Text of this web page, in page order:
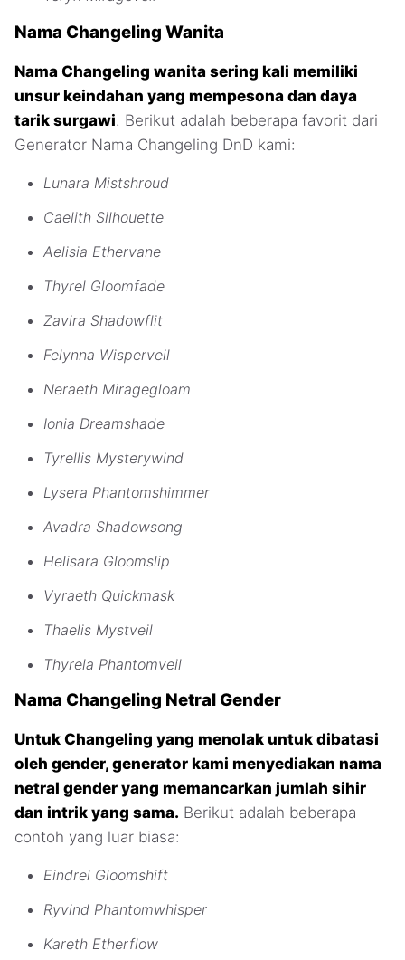
Nama Changeling Wanita
Nama Changeling wanita sering kali memiliki
unsur keindahan yang mempesona dan daya
tarik surgawi. Berikut adalah beberapa favorit dari
Generator Nama Changeling DnD kami:
Lunara Mistshroud
Caelith Silhouette
Aelisia Ethervane
Thyrel Gloomfade
Zavira Shadowflit
Felynna Wisperveil
Neraeth Miragegloam
Ionia Dreamshade
Tyrellis Mysterywind
Lysera Phantomshimmer
Avadra Shadowsong
Helisara Gloomslip
Vyraeth Quickmask
Thaelis Mystveil
Thyrela Phantomveil
Nama Changeling Netral Gender
Untuk Changeling yang menolak untuk dibatasi
oleh gender, generator kami menyediakan nama
netral gender yang memancarkan jumlah sihir
dan intrik yang sama. Berikut adalah beberapa
contoh yang luar biasa:
Eindrel Gloomshift
Ryvind Phantomwhisper
Kareth Etherflow